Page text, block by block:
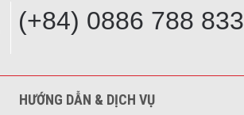
(+84) 0886 788 833
HƯỚNG DẪN & DỊCH VỤ